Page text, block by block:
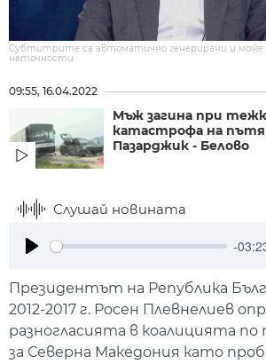
Субтитрите са автоматично генерирани и може
неточности.
09:55, 16.04.2022
Мъж загина при
катастрофа на пътя
Пазарджик - Белово
Слушай новината
-
Президентът на Република
2012-2017 г. Росен Плевнелиев
разногласията в коалицията по
за Северна Македония като